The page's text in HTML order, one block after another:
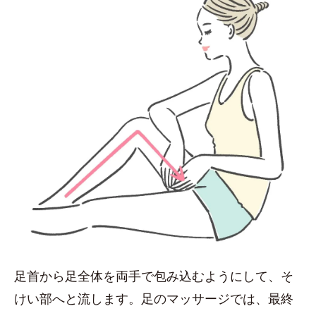
足首から足全体を両手で包み込むようにして、そ
けい部へと流します。足のマッサージでは、最終